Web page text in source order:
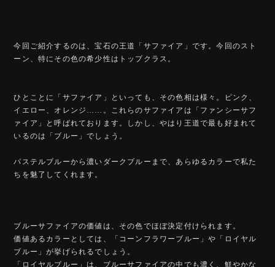
今回ご紹介するのは、宝石の王道「サファイア」です。今回のスト
ーン、特にその色の希少性はトップクラス。
ひとことに「サファイア」といっても、その色相は様々。ピンク、
イエロー、オレンジ……。これらのサファイアは「ファンシーサフ
ァイア」と呼ばれております。しかし、やはり王道で最も好まれて
いるのは「ブルー」でしょう。
パステルブルーから濃いダークブルーまで、あらゆるカラーで私た
ちを魅了してくれます。
ブルーサファイアの価値は、その色でほぼ決定付けられます。
価値あるカラーとしては、「コーンフラワーブルー」や「ロイヤル
ブルー」が挙げられるでしょう。
「ロイヤルブルー」は、ブルーサファイアの中でも濃く、鮮やかな